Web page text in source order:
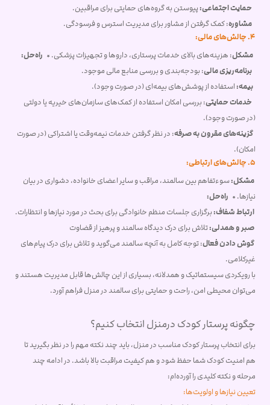
حمایت اجتماعی:پیوستن به گروه‌های حمایتی برای مراقبین.
مشاوره: کمک گرفتن از مشاور برای مدیریت استرس و فرسودگی.
4. چالش‌های مالی:
مشکل: هزینه‌های بالای خدمات پرستاری، داروها و تجهیزات پزشکی. * راه‌حل:
برنامه‌ریزی مالی: بودجه‌بندی و بررسی منابع مالی موجود.
بیمه:استفاده از پوشش‌های بیمه‌ای (در صورت وجود).
خدمات حمایتی: بررسی امکان استفاده از کمک‌های سازمان‌های خیریه یا دولتی
(در صورت وجود).
گزینه‌های مقرون به صرفه: در نظر گرفتن خدمات نیمه‌وقت یا اشتراکی (در صورت
امکان).
5. چالش‌های ارتباطی:
مشکل:سوءتفاهم بین سالمند، مراقب و سایر اعضای خانواده، دشواری در بیان
نیازها. * راه‌حل:
ارتباط شفاف:برگزاری جلسات منظم خانوادگی برای بحث در مورد نیازها و انتظارات.
صبر و همدلی:تلاش برای درک دیدگاه سالمند و پرهیز از قضاوت
گوش دادن فعال: توجه کامل به آنچه سالمند می‌گوید و تلاش برای درک پیام‌های
غیرکلامی.
با رویکردی سیستماتیک و همدلانه، بسیاری از این چالش‌ها قابل مدیریت هستند و
می‌توان محیطی امن، راحت و حمایتی برای سالمند در منزل فراهم آورد.
چگونه پرستار کودک درمنزل انتخاب کنیم؟
برای انتخاب پرستار کودک مناسب در منزل، باید چند نکته مهم را در نظر بگیرید تا
هم امنیت کودک شما حفظ شود و هم کیفیت مراقبت بالا باشد. در ادامه چند
مرحله و نکته کلیدی را آورده‌ام:
تعیین نیازها و اولویت‌ها: